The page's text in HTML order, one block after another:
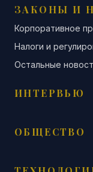
ЗАКОНЫ И
Корпоративное
Налоги и
Остальные
ИНТЕРВЬЮ
ОБЩЕСТВО